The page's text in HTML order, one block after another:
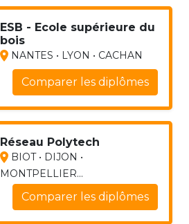
ESB - Ecole supérieure du
bois
NANTES • LYON • CACHAN
Comparer les diplômes
Réseau Polytech
BIOT • DIJON •
MONTPELLIER...
Comparer les diplômes